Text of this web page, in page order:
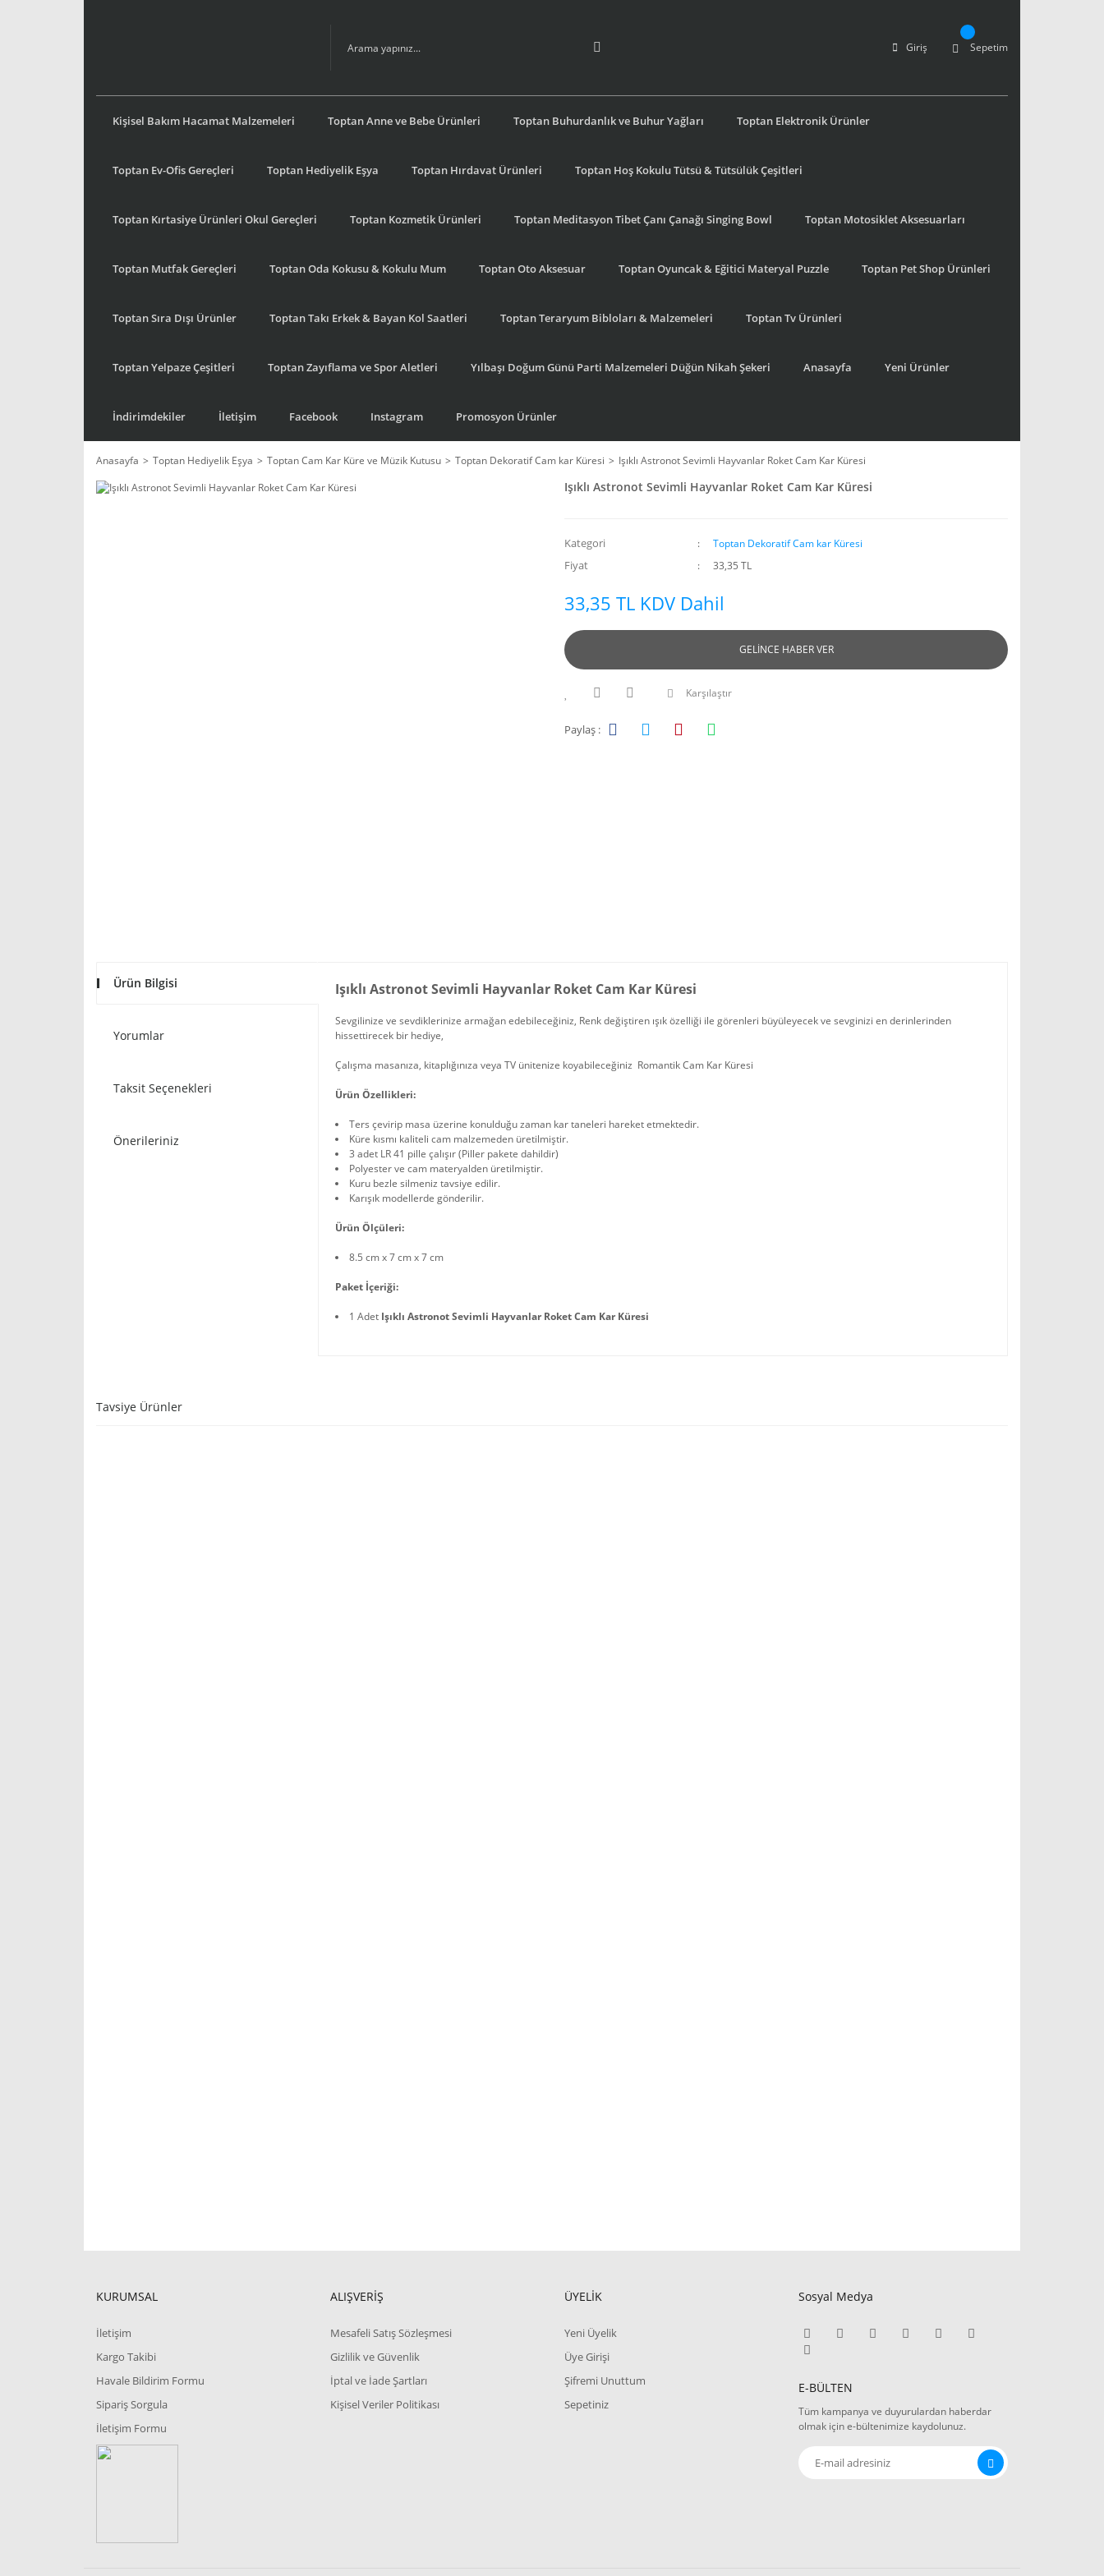
Giriş Sepetim
Kişisel Bakım Hacamat Malzemeleri Toptan Anne ve Bebe Ürünleri Toptan Buhurdanlık ve Buhur Yağları Toptan Elektronik Ürünler
Toptan Ev-Ofis Gereçleri Toptan Hediyelik Eşya Toptan Hırdavat Ürünleri Toptan Hoş Kokulu Tütsü & Tütsülük Çeşitleri
Toptan Kırtasiye Ürünleri Okul Gereçleri Toptan Kozmetik Ürünleri Toptan Meditasyon Tibet Çanı Çanağı Singing Bowl Toptan Motosiklet Aksesuarları
Toptan Mutfak Gereçleri Toptan Oda Kokusu & Kokulu Mum Toptan Oto Aksesuar Toptan Oyuncak & Eğitici Materyal Puzzle Toptan Pet Shop Ürünleri
Toptan Sıra Dışı Ürünler Toptan Takı Erkek & Bayan Kol Saatleri Toptan Teraryum Bibloları & Malzemeleri Toptan Tv Ürünleri
Toptan Yelpaze Çeşitleri Toptan Zayıflama ve Spor Aletleri Yılbaşı Doğum Günü Parti Malzemeleri Düğün Nikah Şekeri Anasayfa Yeni Ürünler
İndirimdekiler İletişim Facebook Instagram Promosyon Ürünler
Anasayfa Toptan Hediyelik Eşya Toptan Cam Kar Küre ve Müzik Kutusu Toptan Dekoratif Cam kar Küresi Işıklı Astronot Sevimli Hayvanlar Roket Cam Kar Küresi
Işıklı Astronot Sevimli Hayvanlar Roket Cam Kar Küresi
Kategori Toptan Dekoratif Cam kar Küresi
Fiyat 33,35 TL
33,35 TL KDV Dahil
GELİNCE HABER VER
Karşılaştır
Paylaş :
Ürün Bilgisi
Yorumlar
Taksit Seçenekleri
Önerileriniz
Işıklı Astronot Sevimli Hayvanlar Roket Cam Kar Küresi
Sevgilinize ve sevdiklerinize armağan edebileceğiniz, Renk değiştiren ışık özelliği ile görenleri büyüleyecek ve sevginizi en derinlerinden
hissettirecek bir hediye,
Çalışma masanıza, kitaplığınıza veya TV ünitenize koyabileceğiniz Romantik Cam Kar Küresi
Ürün Özellikleri:
Ters çevirip masa üzerine konulduğu zaman kar taneleri hareket etmektedir.
Küre kısmı kaliteli cam malzemeden üretilmiştir.
3 adet LR 41 pille çalışır (Piller pakete dahildir)
Polyester ve cam materyalden üretilmiştir.
Kuru bezle silmeniz tavsiye edilir.
Karışık modellerde gönderilir.
Ürün Ölçüleri:
8.5 cm x 7 cm x 7 cm
Paket İçeriği:
1 Adet Işıklı Astronot Sevimli Hayvanlar Roket Cam Kar Küresi
Tavsiye Ürünler
KURUMSAL
İletişim
Kargo Takibi
Havale Bildirim Formu
Sipariş Sorgula
İletişim Formu
ALIŞVERİŞ
Mesafeli Satış Sözleşmesi
Gizlilik ve Güvenlik
İptal ve İade Şartları
Kişisel Veriler Politikası
ÜYELİK
Yeni Üyelik
Üye Girişi
Şifremi Unuttum
Sepetiniz
Sosyal Medya
E-BÜLTEN
Tüm kampanya ve duyurulardan haberdar
olmak için e-bültenimize kaydolunuz.